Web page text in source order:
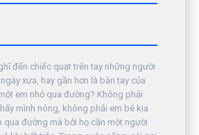
đến chiếc quạt trên tay những người
xưa, hay gần hơn là bàn tay của
em nhỏ qua đường? Không phải
mình nóng, không phải em bé kia
qua đường mà bởi họ cần một người